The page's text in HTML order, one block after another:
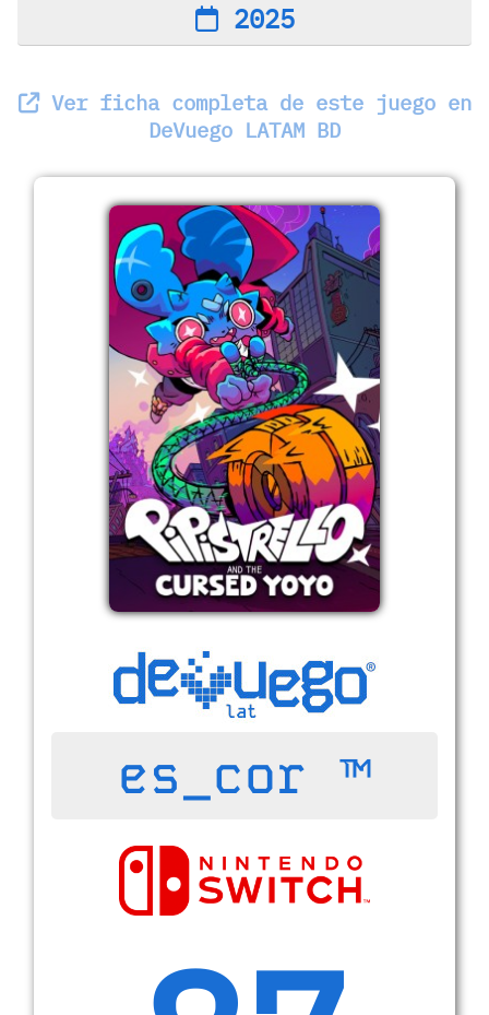
2025
Ver ficha completa de este juego en
DeVuego LATAM BD
es_cor ™